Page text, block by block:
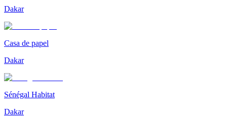
Dakar
Casa de papel
Dakar
Sénégal Habitat
Dakar